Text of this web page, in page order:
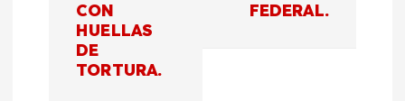
CON
HUELLAS
DE
TORTURA.
FEDERAL.